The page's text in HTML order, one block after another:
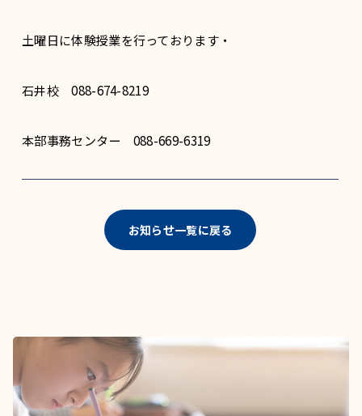
土曜日に体験授業を行っております・
石井校 088-674-8219
本部事務センター 088-669-6319
お知らせ一覧に戻る